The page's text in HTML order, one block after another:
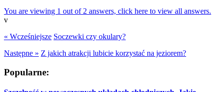
You are viewing 1 out of 2 answers, click here to view all answers.
v
« Wcześniejsze Soczewki czy okulary?
Następne » Z jakich atrakcji lubicie korzystać na jeziorem?
Popularne: